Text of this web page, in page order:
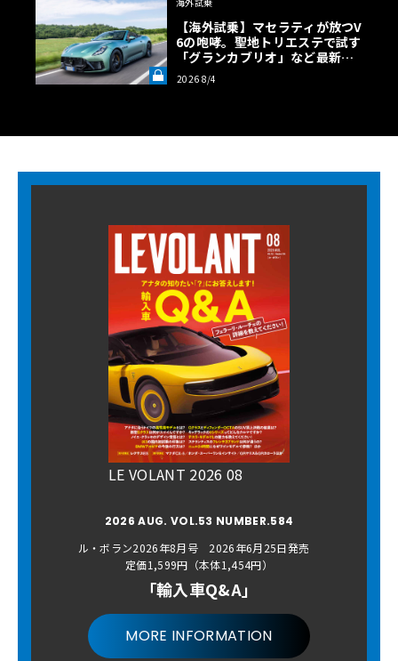
【海外試乗】マセラティが放つV
6の咆哮。聖地トリエステで試す
「グランカブリオ」など最新ト
ロフェオ3台の官能評価《LE VO
LANT LAB》
2026 8/4
LE VOLANT 2026 08
2026 AUG. VOL.53 NUMBER.584
ル・ボラン2026年8月号 2026年6月25日発売
定価1,599円（本体1,454円）
「輸入車Q&A」
MORE INFORMATION